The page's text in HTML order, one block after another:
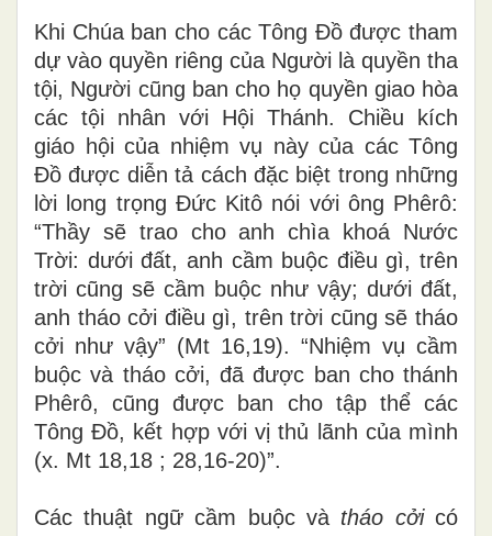
Khi Chúa ban cho các Tông Đồ được tham
dự vào quyền riêng của Người là quyền tha
tội, Người cũng ban cho họ quyền giao hòa
các tội nhân với Hội Thánh. Chiều kích
giáo hội của nhiệm vụ này của các Tông
Đồ được diễn tả cách đặc biệt trong những
lời long trọng Đức Kitô nói với ông Phêrô:
“Thầy sẽ trao cho anh chìa khoá Nước
Trời: dưới đất, anh cầm buộc điều gì, trên
trời cũng sẽ cầm buộc như vậy; dưới đất,
anh tháo cởi điều gì, trên trời cũng sẽ tháo
cởi như vậy” (Mt 16,19). “Nhiệm vụ cầm
buộc và tháo cởi, đã được ban cho thánh
Phêrô, cũng được ban cho tập thể các
Tông Đồ, kết hợp với vị thủ lãnh của mình
(x. Mt 18,18 ; 28,16-20)”.
Các thuật ngữ cầm buộc và tháo cởicó